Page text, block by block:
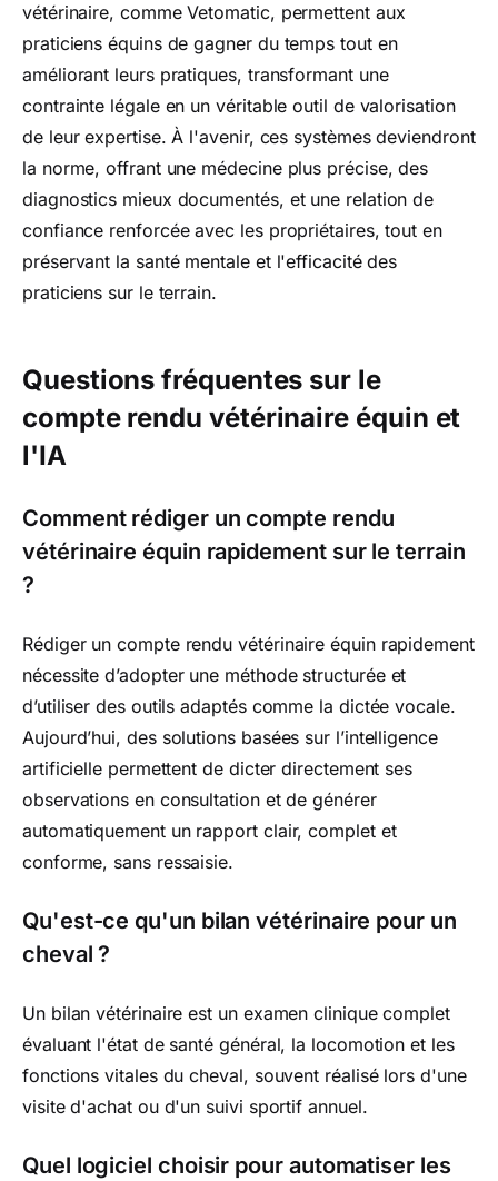
vétérinaire, comme Vetomatic, permettent aux
praticiens équins de gagner du temps tout en
améliorant leurs pratiques, transformant une
contrainte légale en un véritable outil de valorisation
de leur expertise. À l'avenir, ces systèmes deviendront
la norme, offrant une médecine plus précise, des
diagnostics mieux documentés, et une relation de
confiance renforcée avec les propriétaires, tout en
préservant la santé mentale et l'efficacité des
praticiens sur le terrain.
Questions fréquentes sur le
compte rendu vétérinaire équin et
l'IA
Comment rédiger un compte rendu
vétérinaire équin rapidement sur le terrain
?
Rédiger un compte rendu vétérinaire équin rapidement
nécessite d’adopter une méthode structurée et
d’utiliser des outils adaptés comme la dictée vocale.
Aujourd’hui, des solutions basées sur l’intelligence
artificielle permettent de dicter directement ses
observations en consultation et de générer
automatiquement un rapport clair, complet et
conforme, sans ressaisie.
Qu'est-ce qu'un bilan vétérinaire pour un
cheval ?
Un bilan vétérinaire est un examen clinique complet
évaluant l'état de santé général, la locomotion et les
fonctions vitales du cheval, souvent réalisé lors d'une
visite d'achat ou d'un suivi sportif annuel.
Quel logiciel choisir pour automatiser les